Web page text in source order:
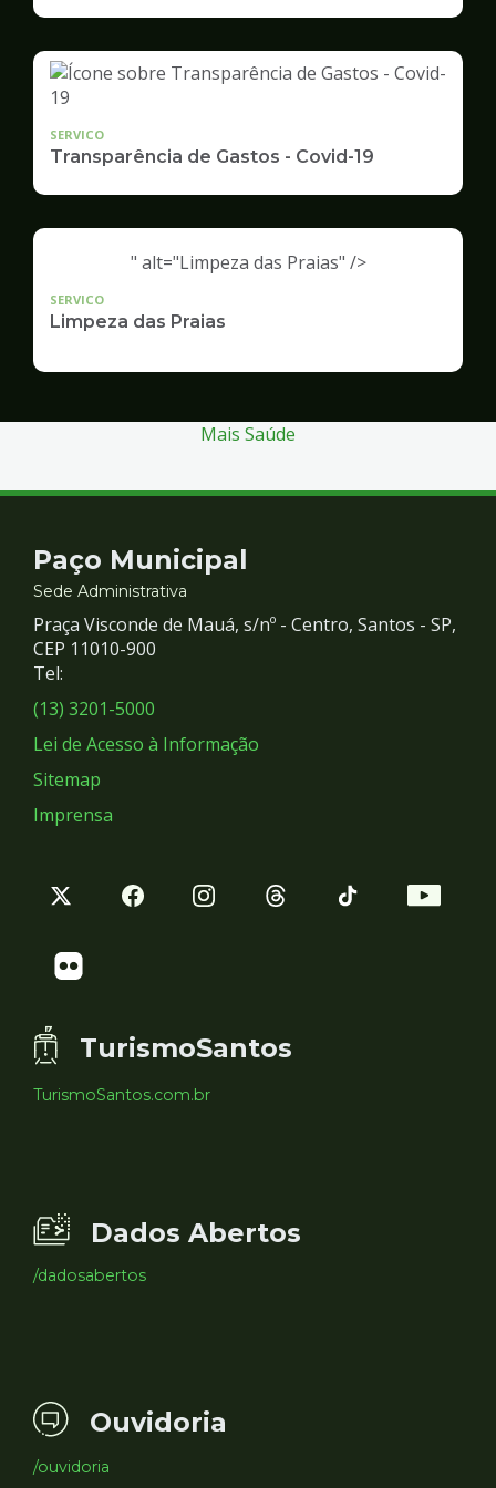
Infraestrutura
Serviços
Públicos
SERVICO
Transparência de Gastos - Covid-19
" alt="Limpeza das Praias" />
SERVICO
Limpeza das Praias
Mais Saúde
Contato
e
Redes
Sociais
Paço Municipal
Sede Administrativa
Praça Visconde de Mauá, s/nº - Centro, Santos - SP,
CEP 11010-900
Tel:
(13) 3201-5000
Lei de Acesso à Informação
Sitemap
Imprensa
TurismoSantos
TurismoSantos.com.br
Dados Abertos
/dadosabertos
Ouvidoria
/ouvidoria